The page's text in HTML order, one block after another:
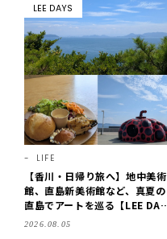
LEE DAYS
LIFE
【香川・日帰り旅へ】地中美術
館、直島新美術館など、真夏の
直島でアートを巡る【LEE DAY
S club ミワコ】
2026.08.05